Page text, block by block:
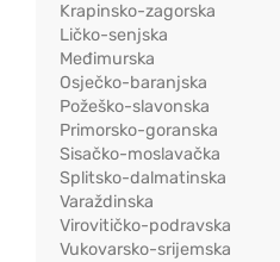
Krapinsko-zagorska
Ličko-senjska
Međimurska
Osječko-baranjska
Požeško-slavonska
Primorsko-goranska
Sisačko-moslavačka
Splitsko-dalmatinska
Varaždinska
Virovitičko-podravska
Vukovarsko-srijemska